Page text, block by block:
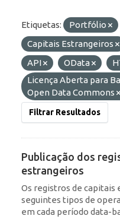
Etiquetas: Portfólio
Capitais Estrangeiros
API
OData
Licença Aberta para
Open Data Commons
Filtrar Resultados
Publicação dos
estrangeiros
Os registros de
seguintes tipos de
em cada período data-